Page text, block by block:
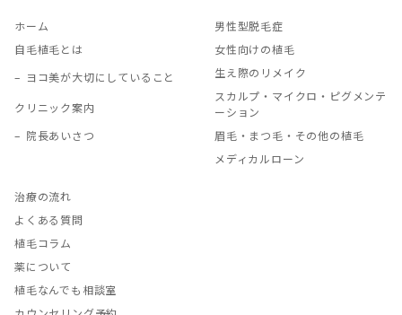
ホーム
自毛植毛とは
ヨコ美が大切にしていること
クリニック案内
院長あいさつ
男性型脱毛症
女性向けの植毛
生え際のリメイク
スカルプ・マイクロ・ピグメンテ
ーション
眉毛・まつ毛・その他の植毛
メディカルローン
治療の流れ
よくある質問
植毛コラム
薬について
植毛なんでも相談室